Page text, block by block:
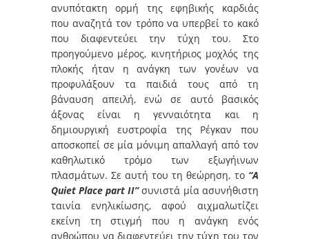
ανυπότακτη ορμή της εφηβικής καρδιάς
που αναζητά τον τρόπο να υπερβεί το κακό
που διαφεντεύει την τύχη του. Στο
προηγούμενο μέρος, κινητήριος μοχλός της
πλοκής ήταν η ανάγκη των γονέων να
προφυλάξουν τα παιδιά τους από τη
βάναυση απειλή, ενώ σε αυτό βασικός
άξονας είναι η γενναιότητα και η
δημιουργική ευστροφία της Ρέγκαν που
αποσκοπεί σε μία μόνιμη απαλλαγή από τον
καθηλωτικό τρόμο των εξωγήινων
πλασμάτων. Σε αυτή του τη θεώρηση, το “A
QuietPlacepartII”συνιστά μία ασυνήθιστη
ταινία ενηλικίωσης, αφού αιχμαλωτίζει
εκείνη τη στιγμή που η ανάγκη ενός
ανθρώπου να διαφεντεύει την τύχη του τον